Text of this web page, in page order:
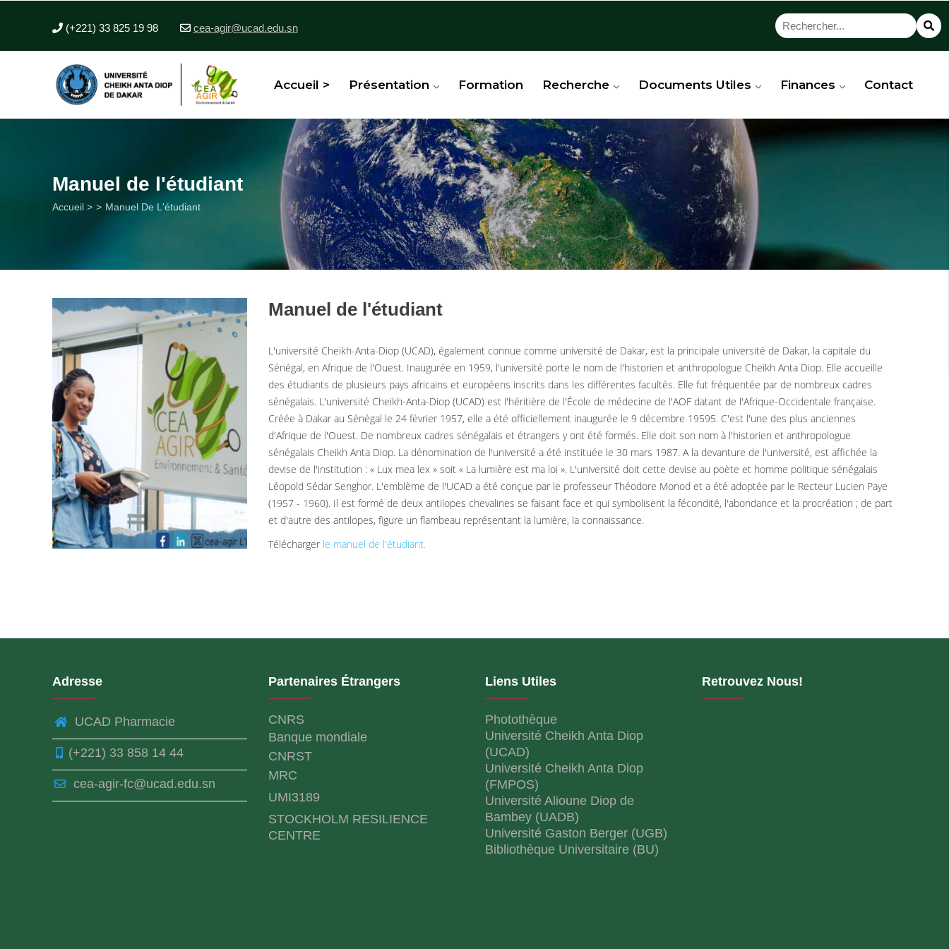
(+221) 33 825 19 98 cea-agir@ucad.edu.sn
Accueil > Présentation Formation Recherche Documents Utiles Finances Contact
Manuel de l'étudiant
Fil
Accueil > Manuel De L'étudiant
Manuel de l'étudiant
L'université Cheikh-Anta-Diop (UCAD), également connue comme université de Dakar, est la principale université de Dakar, la capitale du
Sénégal, en Afrique de l'Ouest. Inaugurée en 1959, l'université porte le nom de l'historien et anthropologue Cheikh Anta Diop. Elle accueille
des étudiants de plusieurs pays africains et européens inscrits dans les différentes facultés. Elle fut fréquentée par de nombreux cadres
sénégalais. L'université Cheikh-Anta-Diop (UCAD) est l'héritière de l'École de médecine de l'AOF datant de l'Afrique-Occidentale française.
Créée à Dakar au Sénégal le 24 février 1957, elle a été officiellement inaugurée le 9 décembre 19595. C'est l'une des plus anciennes
d'Afrique de l'Ouest. De nombreux cadres sénégalais et étrangers y ont été formés. Elle doit son nom à l'historien et anthropologue
sénégalais Cheikh Anta Diop. La dénomination de l'université a été instituée le 30 mars 1987. A la devanture de l'université, est affichée la
devise de l'institution : « Lux mea lex » soit « La lumière est ma loi ». L'université doit cette devise au poète et homme politique sénégalais
Léopold Sédar Senghor. L'emblème de l'UCAD a été conçue par le professeur Théodore Monod et a été adoptée par le Recteur Lucien Paye
(1957 - 1960). Il est formé de deux antilopes chevalines se faisant face et qui symbolisent la fécondité, l'abondance et la procréation ; de part
et d'autre des antilopes, figure un flambeau représentant la lumière, la connaissance.
Télécharger le manuel de l'étudiant.
Adresse
UCAD Pharmacie
(+221) 33 858 14 44
cea-agir-fc@ucad.edu.sn
Partenaires Étrangers
CNRS
Banque mondiale
CNRST
MRC
UMI3189
STOCKHOLM RESILIENCE
CENTRE
Liens Utiles
Photothèque
Université Cheikh Anta Diop
(UCAD)
Université Cheikh Anta Diop
(FMPOS)
Université Alioune Diop de
Bambey (UADB)
Université Gaston Berger (UGB)
Bibliothèque Universitaire (BU)
Retrouvez Nous!